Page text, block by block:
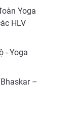
Yoga
HLV
- Yoga
–